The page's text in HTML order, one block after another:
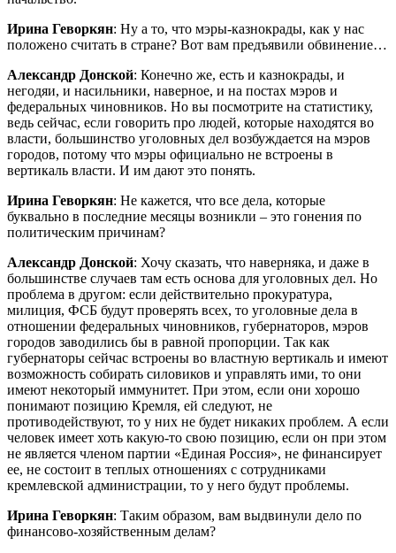
Ирина Геворкян: Ну а то, что мэры-казнокрады, как у нас
положено считать в стране? Вот вам предъявили обвинение…
Александр Донской: Конечно же, есть и казнокрады, и
негодяи, и насильники, наверное, и на постах мэров и
федеральных чиновников. Но вы посмотрите на статистику,
ведь сейчас, если говорить про людей, которые находятся во
власти, большинство уголовных дел возбуждается на мэров
городов, потому что мэры официально не встроены в
вертикаль власти. И им дают это понять.
Ирина Геворкян: Не кажется, что все дела, которые
буквально в последние месяцы возникли – это гонения по
политическим причинам?
Александр Донской: Хочу сказать, что наверняка, и даже в
большинстве случаев там есть основа для уголовных дел. Но
проблема в другом: если действительно прокуратура,
милиция, ФСБ будут проверять всех, то уголовные дела в
отношении федеральных чиновников, губернаторов, мэров
городов заводились бы в равной пропорции. Так как
губернаторы сейчас встроены во властную вертикаль и имеют
возможность собирать силовиков и управлять ими, то они
имеют некоторый иммунитет. При этом, если они хорошо
понимают позицию Кремля, ей следуют, не
противодействуют, то у них не будет никаких проблем. А если
человек имеет хоть какую-то свою позицию, если он при этом
не является членом партии «Единая Россия», не финансирует
ее, не состоит в теплых отношениях с сотрудниками
кремлевской администрации, то у него будут проблемы.
Ирина Геворкян: Таким образом, вам выдвинули дело по
финансово-хозяйственным делам?